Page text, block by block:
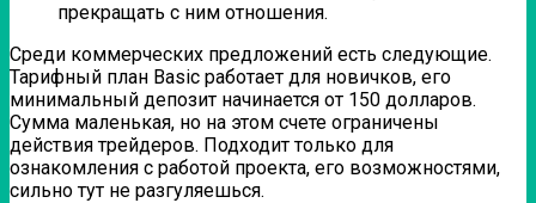
прекращать с ним отношения.
Среди коммерческих предложений есть следующие.
Тарифный план Basic работает для новичков, его
минимальный депозит начинается от 150 долларов.
Сумма маленькая, но на этом счете ограничены
действия трейдеров. Подходит только для
ознакомления с работой проекта, его возможностями,
сильно тут не разгуляешься.